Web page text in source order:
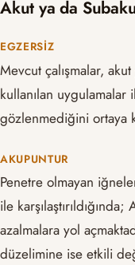
Akut ya da
EGZERSIZ
Mevcut çalışmalar,
kullanılan uygulamalar
gözlenmediğini ortaya
AKUPUNTUR
Penetre olmayan
ile
azalmalara yol
düzelimine ise etkili